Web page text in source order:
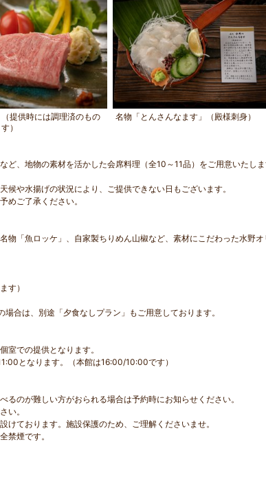
提供時には調理済のもの
）
名物「とんさんなます」（殿様刺身）
、地物の素材を活かした会席料理（全10～11品）をご用意いたしま
や水揚げの状況により、ご提供できない日もございます。
めご了承ください。
物「魚ロッケ」、自家製ちりめん山椒など、素材にこだわった水野オ
す）
合は、別途「夕食なしプラン」もご用意しております。
室での提供となります。
となります。（本館は16:00/10:00です）
るのが難しい方がおられる場合は予約時にお知らせください。
い。
けております。施設保護のため、ご理解くださいませ。
禁煙です。